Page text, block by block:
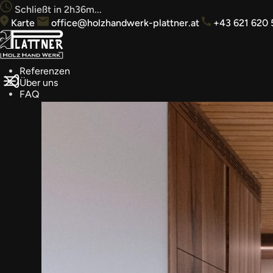
Schließt in 2h36m...
Karte
office@holzhandwerk-plattner.at +43 621 620
Referenzen
Über uns
FAQ